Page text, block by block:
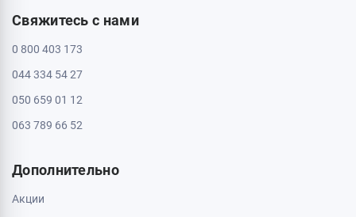
Свяжитесь с нами
0 800 403 173
044 334 54 27
050 659 01 12
063 789 66 52
Дополнительно
Акции